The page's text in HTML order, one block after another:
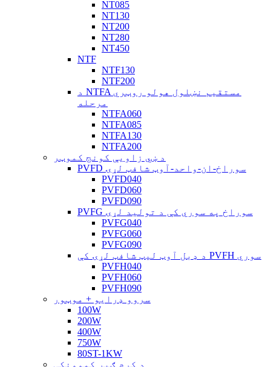
NT085
NT130
NT200
NT280
NT450
NTF
NTF130
NTF200
د NTFA مستقیم نښلول هولو روټري
مرحله
NTFA060
NTFA085
NTFA130
NTFA200
د ښي زاویې کونج کموټر
PVFD سوراخ-ان-واحد-آوټ شافټ لړۍ
PVFD040
PVFD060
PVFD090
PVFG سوراخ په سوري کې د تولید لړۍ
PVFG040
PVFG060
PVFG090
د ډبل آوټ لیټ شافټ لړۍ کې PVFH سوري
PVFH040
PVFH060
PVFH090
سروو ډرایو + موټور
100W
200W
400W
750W
80ST-1KW
د کرم ګیر کموونکی